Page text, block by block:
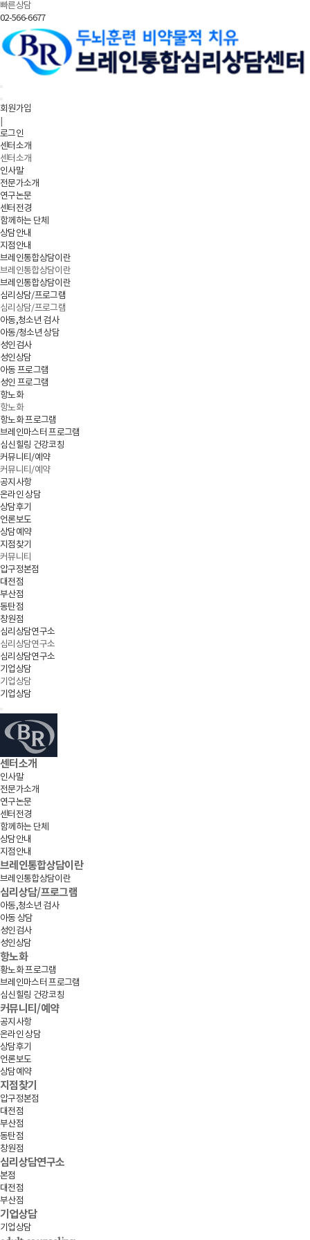
빠른상담
02-566-6677
회원가입
로그인
센터소개
센터소개
인사말
전문가소개
연구논문
센터전경
함께하는 단체
상담안내
지점안내
브레인통합상담이란
브레인통합상담이란
브레인통합상담이란
심리상담/프로그램
심리상담/프로그램
아동,청소년 검사
아동/청소년 상담
성인검사
성인상담
아동 프로그램
성인 프로그램
항노화
항노화
항노화 프로그램
브레인마스터 프로그램
심신힐링 건강코칭
커뮤니티/예약
커뮤니티/예약
공지사항
온라인 상담
상담후기
언론보도
상담예약
지점찾기
커뮤니티
압구정본점
대전점
부산점
동탄점
창원점
심리상담연구소
심리상담연구소
심리상담연구소
기업상담
기업상담
기업상담
센터소개
인사말
전문가소개
연구논문
센터전경
함께하는 단체
상담안내
지점안내
브레인통합상담이란
브레인통합상담이란
심리상담/프로그램
아동,청소년 검사
아동 상담
성인검사
성인상담
항노화
황노화 프로그램
브레인마스터 프로그램
심신힐링 건강코칭
커뮤니티/예약
공지사항
온라인 상담
상담후기
언론보도
상담예약
지점찾기
압구정본점
대전점
부산점
동탄점
창원점
심리상담연구소
본점
대전점
부산점
기업상담
기업상담